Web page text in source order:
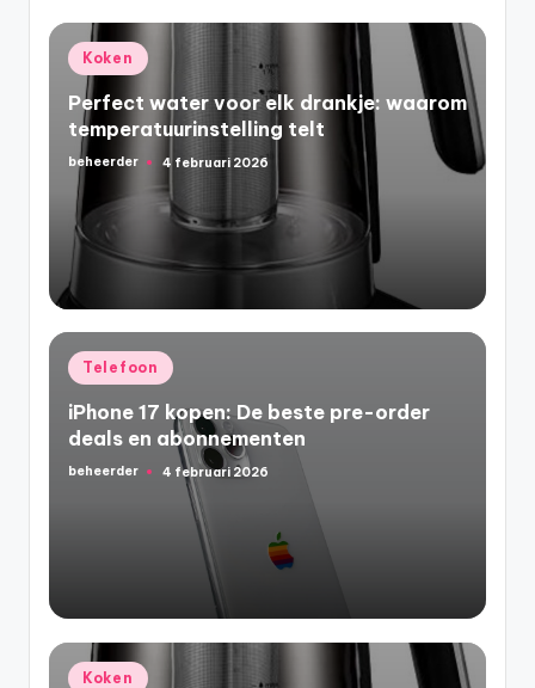
Geplaatst
in
Koken
Perfect water voor elk drankje: waarom
temperatuurinstelling telt
Geplaatst
door
beheerder 4 februari 2026
Geplaatst
in
Telefoon
iPhone 17 kopen: De beste pre-order
deals en abonnementen
Geplaatst
beheerder 4 februari 2026
Geplaatst
Koken